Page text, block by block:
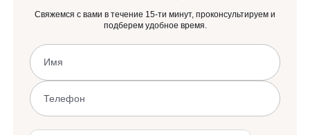
Свяжемся с вами в течение 15-ти минут, проконсультируем и
подберем удобное время.